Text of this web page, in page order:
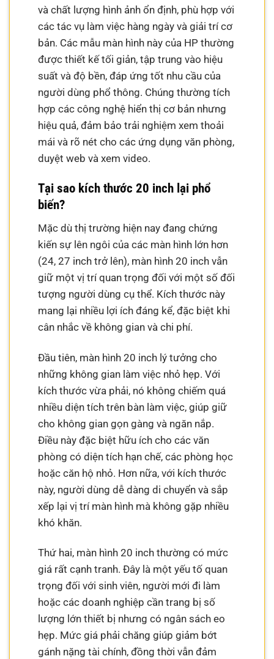
và chất lượng hình ảnh ổn định, phù hợp với
các tác vụ làm việc hàng ngày và giải trí cơ
bản. Các mẫu màn hình này của HP thường
được thiết kế tối giản, tập trung vào hiệu
suất và độ bền, đáp ứng tốt nhu cầu của
người dùng phổ thông. Chúng thường tích
hợp các công nghệ hiển thị cơ bản nhưng
hiệu quả, đảm bảo trải nghiệm xem thoải
mái và rõ nét cho các ứng dụng văn phòng,
duyệt web và xem video.
Tại sao kích thước 20 inch lại phổ
biến?
Mặc dù thị trường hiện nay đang chứng
kiến sự lên ngôi của các màn hình lớn hơn
(24, 27 inch trở lên), màn hình 20 inch vẫn
giữ một vị trí quan trọng đối với một số đối
tượng người dùng cụ thể. Kích thước này
mang lại nhiều lợi ích đáng kể, đặc biệt khi
cân nhắc về không gian và chi phí.
Đầu tiên, màn hình 20 inch lý tưởng cho
những không gian làm việc nhỏ hẹp. Với
kích thước vừa phải, nó không chiếm quá
nhiều diện tích trên bàn làm việc, giúp giữ
cho không gian gọn gàng và ngăn nắp.
Điều này đặc biệt hữu ích cho các văn
phòng có diện tích hạn chế, các phòng học
hoặc căn hộ nhỏ. Hơn nữa, với kích thước
này, người dùng dễ dàng di chuyển và sắp
xếp lại vị trí màn hình mà không gặp nhiều
khó khăn.
Thứ hai, màn hình 20 inch thường có mức
giá rất cạnh tranh. Đây là một yếu tố quan
trọng đối với sinh viên, người mới đi làm
hoặc các doanh nghiệp cần trang bị số
lượng lớn thiết bị nhưng có ngân sách eo
hẹp. Mức giá phải chăng giúp giảm bớt
gánh nặng tài chính, đồng thời vẫn đảm